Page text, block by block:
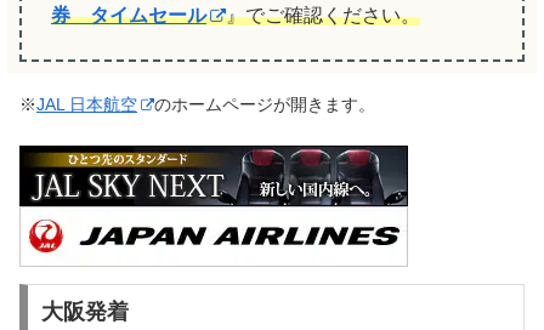
券 タイムセール 』でご確認ください。
※JAL 日本航空 のホームページが開きます。
大阪発着